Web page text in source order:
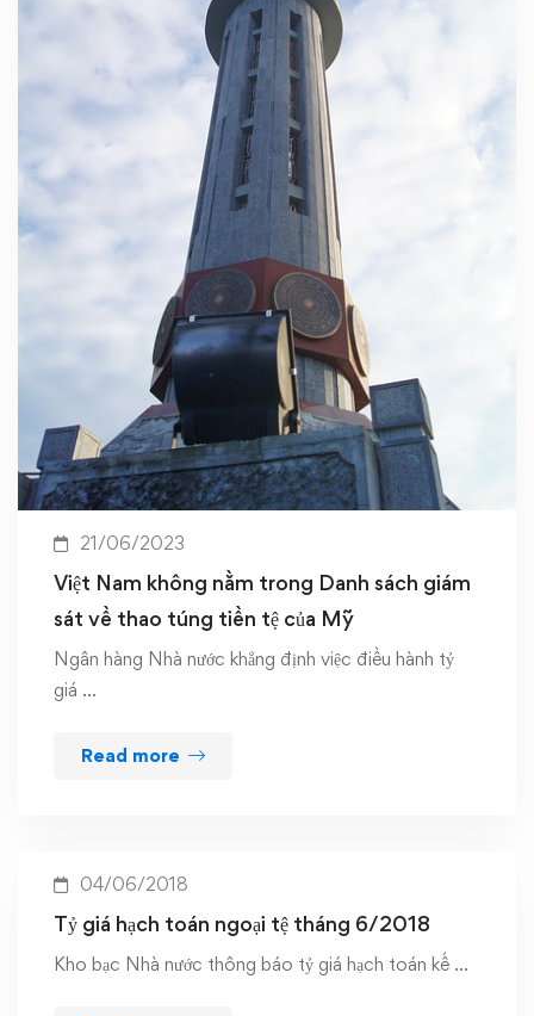
21/06/2023
Việt Nam không nằm trong Danh sách giám
sát về thao túng tiền tệ của Mỹ
Ngân hàng Nhà nước khẳng định việc điều hành tỷ
giá …
Read more
04/06/2018
Tỷ giá hạch toán ngoại tệ tháng 6/2018
Kho bạc Nhà nước thông báo tỷ giá hạch toán kế …